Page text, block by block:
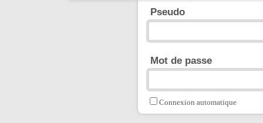
Pseudo
Mot de passe
Connexion automatique